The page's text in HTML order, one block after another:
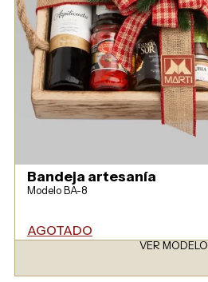
Bandeja artesanía
Modelo BA-8
AGOTADO
VER MODELO